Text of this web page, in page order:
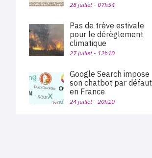
28 juillet - 07h54
Pas de trève estivale
pour le dérèglement
climatique
27 juillet - 12h10
Google Search impose
son chatbot par défaut
en France
24 juillet - 20h10